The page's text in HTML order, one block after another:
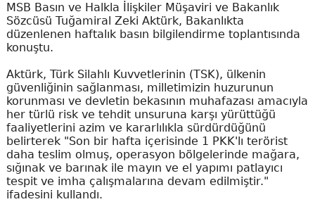
MSB Basın ve Halkla İlişkiler Müşaviri ve Bakanlık
Sözcüsü Tuğamiral Zeki Aktürk, Bakanlıkta
düzenlenen haftalık basın bilgilendirme toplantısında
konuştu.
Aktürk, Türk Silahlı Kuvvetlerinin (TSK), ülkenin
güvenliğinin sağlanması, milletimizin huzurunun
korunması ve devletin bekasının muhafazası amacıyla
her türlü risk ve tehdit unsuruna karşı yürüttüğü
faaliyetlerini azim ve kararlılıkla sürdürdüğünü
belirterek "Son bir hafta içerisinde 1 PKK'lı terörist
daha teslim olmuş, operasyon bölgelerinde mağara,
sığınak ve barınak ile mayın ve el yapımı patlayıcı
tespit ve imha çalışmalarına devam edilmiştir."
ifadesini kullandı.